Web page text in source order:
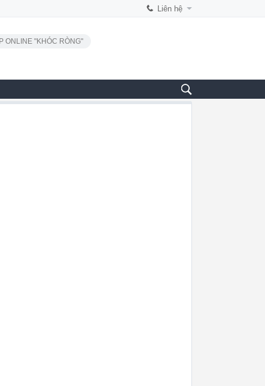
Liên hệ
ONLINE "KHÓC RÒNG"